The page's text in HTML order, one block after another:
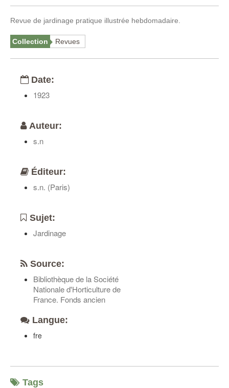
Revue de jardinage pratique illustrée hebdomadaire.
Collection Revues
Date:
1923
Auteur:
s.n
Éditeur:
s.n. (Paris)
Sujet:
Jardinage
Source:
Bibliothèque de la Société
Nationale d'Horticulture de
France. Fonds ancien
Langue:
fre
Tags